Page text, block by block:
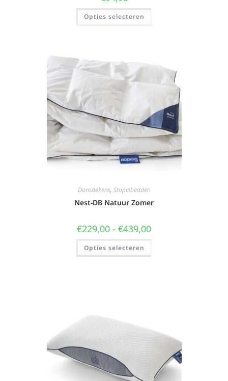
Opties selecteren
Donsdekens, Stapelbedden
Nest-DB Natuur Zomer
€229,00 - €439,00
Opties selecteren